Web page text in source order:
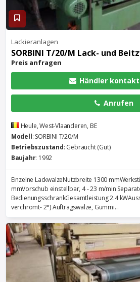
Lackieranlagen
SORBINI T/20/M Lack- und
Preis anfragen
Händler
Anrufen
Heule, West-Vlaanderen, BE
Modell: SORBINI T/20/M
Betriebszustand: Gebraucht (Gut)
Baujahr: 1992
Einzelne LackwalzeNutzbreite 1300
mmVorschub einstellbar, 4 - 23 m/min
BedienungsschrankGesamtleistung 2.4
verchromt- 2°) Auftragswalze, Gummi...